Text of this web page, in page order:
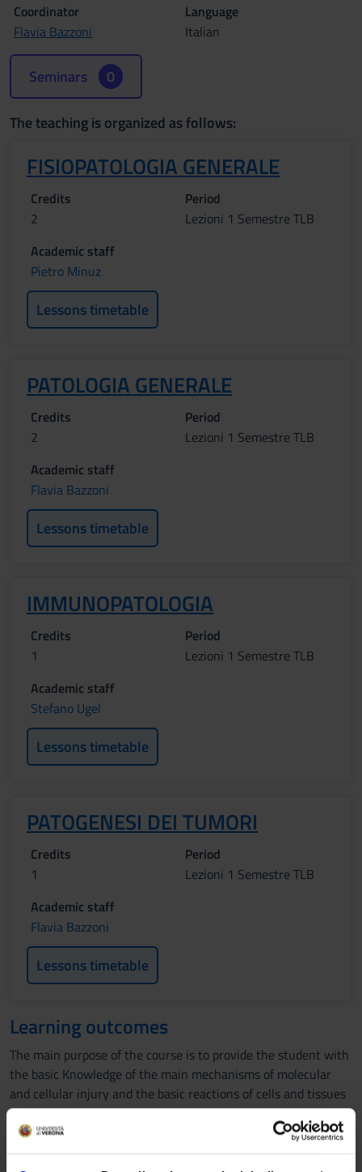
Coordinator
Flavia Bazzoni
Language
Italian
Seminars 0
The teaching is organized as follows:
FISIOPATOLOGIA GENERALE
Credits
2
Period
Lezioni 1 Semestre TLB
Academic staff
Pietro Minuz
Lessons timetable
PATOLOGIA GENERALE
Credits
2
Period
Lezioni 1 Semestre TLB
Academic staff
Flavia Bazzoni
Lessons timetable
IMMUNOPATOLOGIA
Credits
1
Period
Lezioni 1 Semestre TLB
Academic staff
Stefano Ugel
Lessons timetable
PATOGENESI DEI TUMORI
Credits
1
Period
Lezioni 1 Semestre TLB
Academic staff
Flavia Bazzoni
Lessons timetable
Learning outcomes
The main purpose of the course is to provide the student with
the basic Knowledge of the main mechanisms of molecular
and cellular injury and the basic reactions of cells and tissues
to the abnormal stimuli that underlie diseases, knowledge
required for the comprehension of the bio-medical
methodologies utilized in tumor biology and diagnosis,